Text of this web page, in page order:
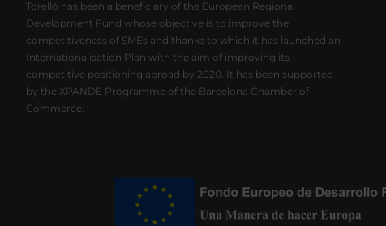
Torelló has been a beneficiary of the European Regional
Development Fund whose objective is to improve the
competitiveness of SMEs and thanks to which it has launched an
Internationalisation Plan with the aim of improving its
competitive positioning abroad by 2020. It has been supported
by the XPANDE Programme of the Barcelona Chamber of
Commerce.